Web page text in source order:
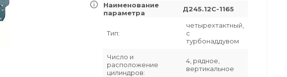
Наименование
параметра
Д245.12С-1165
Тип:
четырехтактный,
с
турбонаддувом
Число и
расположение
цилиндров:
4, рядное,
вертикальное